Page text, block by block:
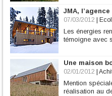
JMA,
07/03/2012
Les énergies
témoigne avec
Une maison
02/01/2012
Mention
réalisation au